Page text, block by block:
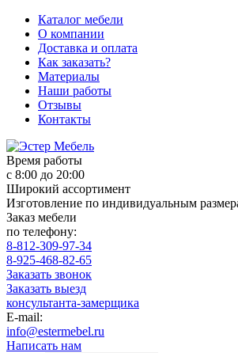
Каталог мебели
О компании
Доставка и оплата
Как заказать?
Материалы
Наши работы
Отзывы
Контакты
Время работы
с 8:00 до 20:00
Широкий ассортимент
Изготовление по индивидуальным
Заказ мебели
по телефону:
8-812-309-97-34
8-925-468-82-65
Заказать звонок
Заказать выезд
консультанта-замерщика
E-mail:
info@estermebel.ru
Написать нам